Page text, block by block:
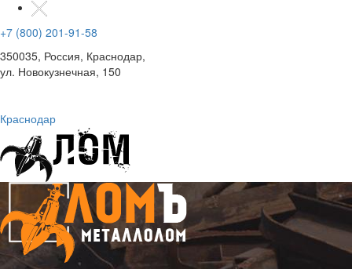
+7 (800) 201-91-58
350035, Россия, Краснодар,
ул. Новокузнечная, 150
Краснодар